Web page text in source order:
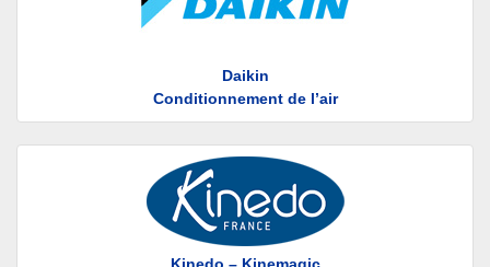
Daikin
Conditionnement de l’air